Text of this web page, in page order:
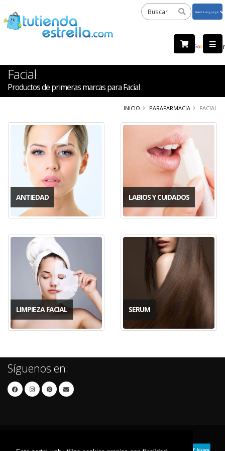
by
Facial
Productos de primeras marcas para Facial
INICIO PARAFARMACIA FACIAL
ANTIEDAD LABIOS Y CUIDADOS
LIMPIEZA FACIAL SERUM
Síguenos en: